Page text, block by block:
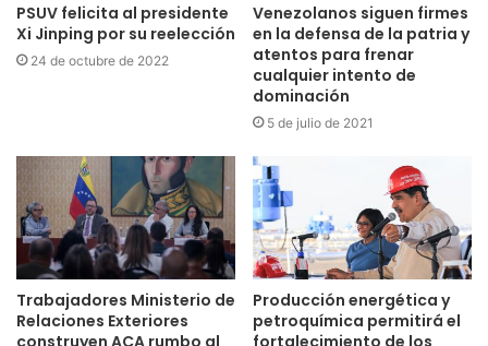
PSUV felicita al presidente
Xi Jinping por su reelección
24 de octubre de 2022
Venezolanos siguen firmes
en la defensa de la patria y
atentos para frenar
cualquier intento de
dominación
5 de julio de 2021
Trabajadores Ministerio de
Relaciones Exteriores
Producción energética y
petroquímica permitirá el